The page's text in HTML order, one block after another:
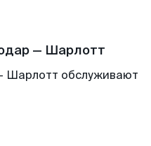
— Шарлотт
Шарлотт обслуживают